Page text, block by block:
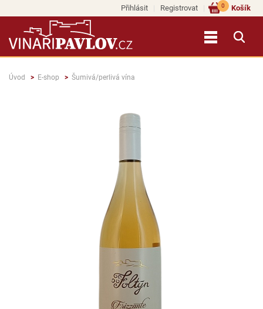
Přihlásit Registrovat Košík
0
Úvod E-shop Šumivá/perlivá vína